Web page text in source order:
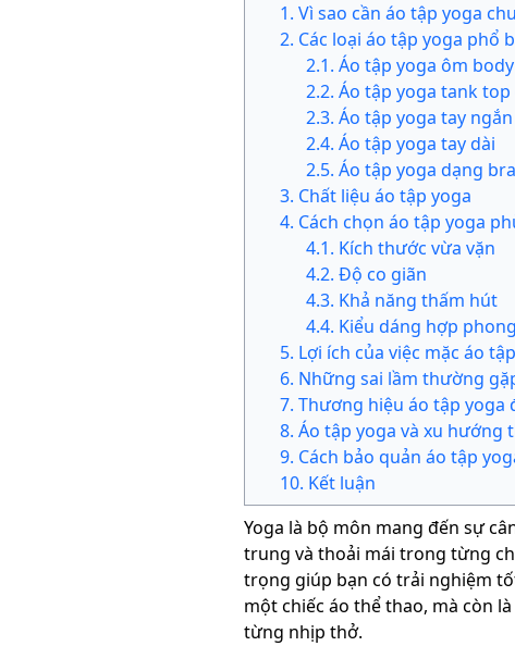
1. Vì sao cần áo tập yoga
2. Các loại áo tập yoga phổ
2.1. Áo tập yoga ôm body
2.2. Áo tập yoga tank top
2.3. Áo tập yoga tay ngắn
2.4. Áo tập yoga tay dài
2.5. Áo tập yoga dạng
3. Chất liệu áo tập yoga
4. Cách chọn áo tập yoga
4.1. Kích thước vừa vặn
4.2. Độ co giãn
4.3. Khả năng thấm hút
4.4. Kiểu dáng hợp
5. Lợi ích của việc mặc áo
6. Những sai lầm thường
7. Thương hiệu áo tập yoga
8. Áo tập yoga và xu hướng
9. Cách bảo quản áo tập
10. Kết luận
Yoga là bộ môn mang đến sự
trung và thoải mái trong từng
trọng giúp bạn có trải nghiệm
một chiếc áo thể thao, mà còn
từng nhịp thở.